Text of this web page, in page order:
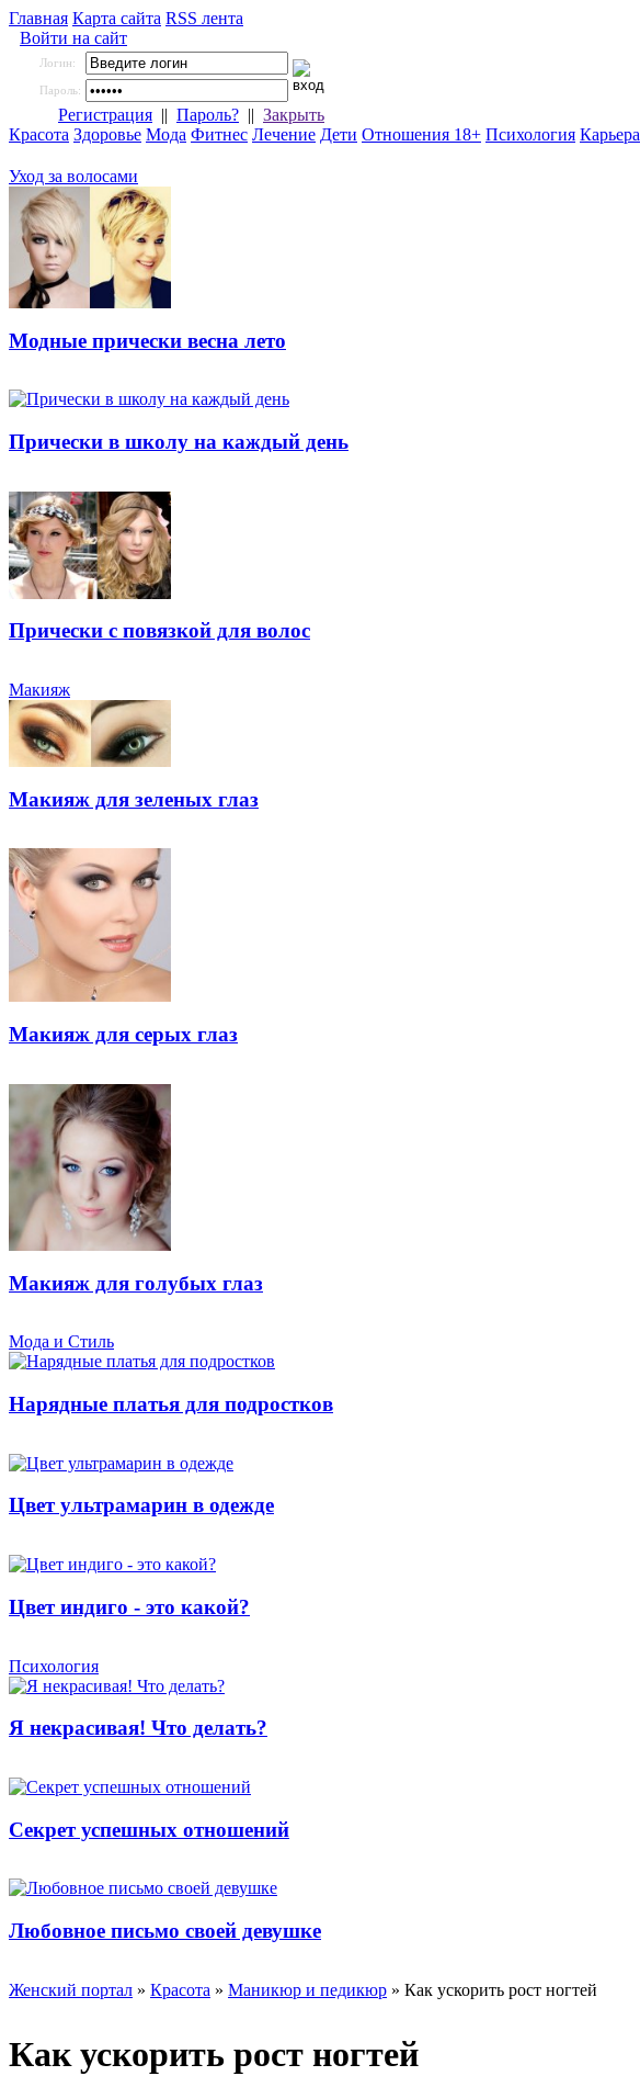
Главная Карта сайта RSS лента
Войти на сайт
Логин:
Пароль:
Регистрация || Пароль? || Закрыть
Красота Здоровье Мода Фитнес Лечение Дети Отношения 18+ Психология Карьера
Уход за волосами
Модные прически весна лето
Прически в школу на каждый день
Прически с повязкой для волос
Макияж
Макияж для зеленых глаз
Макияж для серых глаз
Макияж для голубых глаз
Мода и Стиль
Нарядные платья для подростков
Цвет ультрамарин в одежде
Цвет индиго - это какой?
Психология
Я некрасивая! Что делать?
Секрет успешных отношений
Любовное письмо своей девушке
Женский портал » Красота » Маникюр и педикюр » Как ускорить рост ногтей
Как ускорить рост ногтей